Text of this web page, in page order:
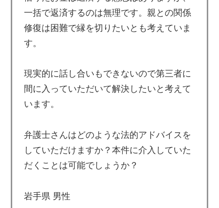
一括で返済するのは無理です。親との関係
修復は困難で縁を切りたいとも考えていま
す。
現実的に話し合いもできないので第三者に
間に入っていただいて解決したいと考えて
います。
弁護士さんはどのような法的アドバイスを
していただけますか？本件に介入していた
だくことは可能でしょうか？
岩手県 男性